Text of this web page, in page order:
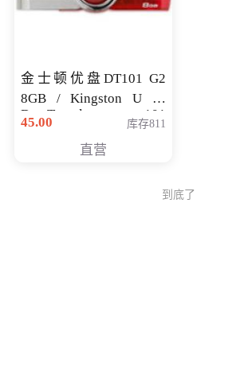
金士顿优盘DT101 G2
8GB / Kingston U 盘
DataTraveler 101
Generati
45.00 库存811
直营
到底了